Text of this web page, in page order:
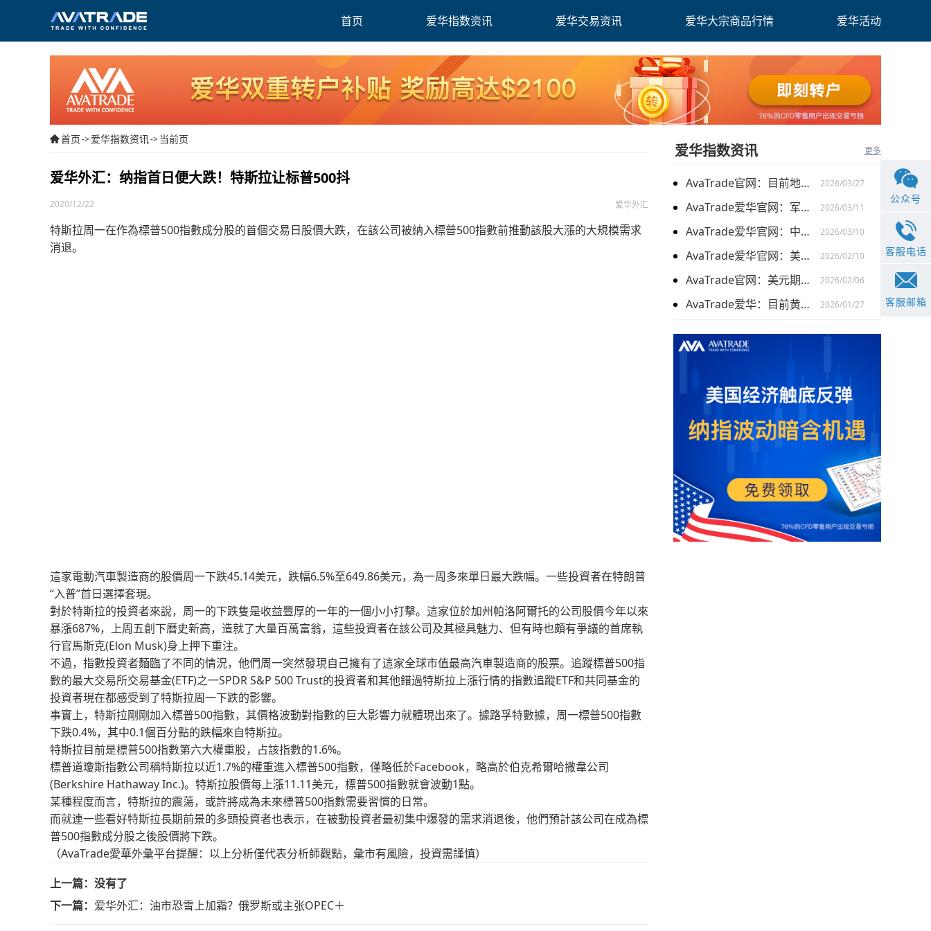
首页 爱华指数资讯 爱华交易资讯 爱华大宗商品行情 爱华活动
首页->爱华指数资讯-> 当前页
爱华外汇：纳指首日便大跌！特斯拉让标普500抖
2020/12/22 爱华外汇
特斯拉周一在作為標普500指數成分股的首個交易日股價大跌，在該公司被納入標普500指數前推動該股大漲的大規模需求
消退。
這家電動汽車製造商的股價周一下跌45.14美元，跌幅6.5%至649.86美元，為一周多來單日最大跌幅。一些投資者在特朗普
“入普”首日選擇套現。
對於特斯拉的投資者來說，周一的下跌隻是收益豐厚的一年的一個小小打擊。這家位於加州帕洛阿爾托的公司股價今年以來
暴漲687%，上周五創下曆史新高，造就了大量百萬富翁，這些投資者在該公司及其極具魅力、但有時也頗有爭議的首席執
行官馬斯克(Elon Musk)身上押下重注。
不過，指數投資者麵臨了不同的情況，他們周一突然發現自己擁有了這家全球市值最高汽車製造商的股票。追蹤標普500指
數的最大交易所交易基金(ETF)之一SPDR S&P 500 Trust的投資者和其他錯過特斯拉上漲行情的指數追蹤ETF和共同基金的
投資者現在都感受到了特斯拉周一下跌的影響。
事實上，特斯拉剛剛加入標普500指數，其價格波動對指數的巨大影響力就體現出來了。據路孚特數據，周一標普500指數
下跌0.4%，其中0.1個百分點的跌幅來自特斯拉。
特斯拉目前是標普500指數第六大權重股，占該指數的1.6%。
標普道瓊斯指數公司稱特斯拉以近1.7%的權重進入標普500指數，僅略低於Facebook，略高於伯克希爾哈撒韋公司
(Berkshire Hathaway Inc.)。特斯拉股價每上漲11.11美元，標普500指數就會波動1點。
某種程度而言，特斯拉的震蕩，或許將成為未來標普500指數需要習慣的日常。
而就連一些看好特斯拉長期前景的多頭投資者也表示，在被動投資者最初集中爆發的需求消退後，他們預計該公司在成為標
普500指數成分股之後股價將下跌。
（AvaTrade愛華外彙平台提醒：以上分析僅代表分析師觀點，彙市有風險，投資需謹慎）
上一篇： 没有了
下一篇： 爱华外汇：油市恐雪上加霜？俄罗斯或主张OPEC＋
爱华指数资讯 更多
AvaTrade官网：目前地缘关系引发的供需的变化，带来的燃料油价格持续上涨 2026/03/27
AvaTrade爱华官网：军事行动的担忧下，黄金价格持续上涨 2026/03/11
AvaTrade爱华官网：中东局势以及避险需求下，黄金价格走势稳健 2026/03/10
AvaTrade爱华官网：美元走弱以及就业数据疲软，美股三大指数集体上涨 2026/02/10
AvaTrade官网：美元期货走强的情况下，现货黄金价格探底回升 2026/02/06
AvaTrade爱华：目前黄金价格涨势延续，关注全球市场变化 2026/01/27
公众号
客服电话
客服邮箱